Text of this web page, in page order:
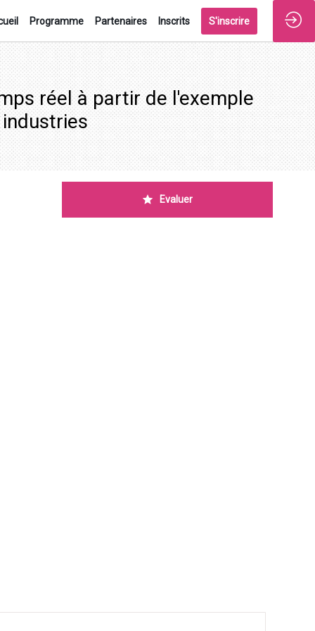
Programme Partenaires Inscrits S'inscrire
réel à partir de l'exemple
Evaluer